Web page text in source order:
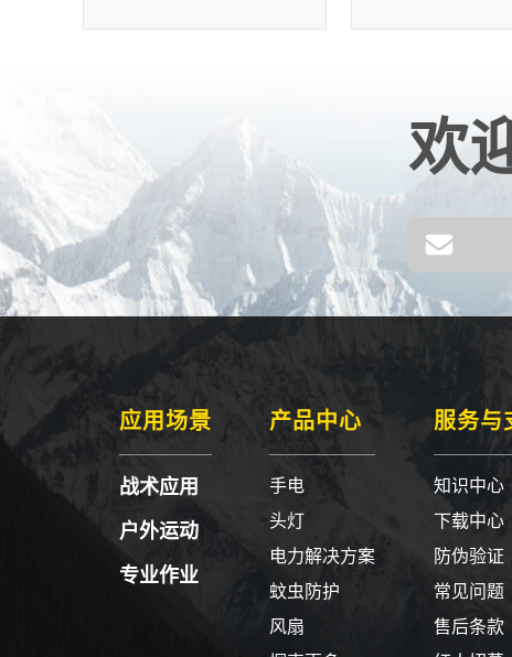
欢
应用场景
战术应用
户外运动
专业作业
产品中心
手电
头灯
电力解决方案
蚊虫防护
风扇
服务与
知识中心
下载中心
防伪验证
常见问题
售后条款